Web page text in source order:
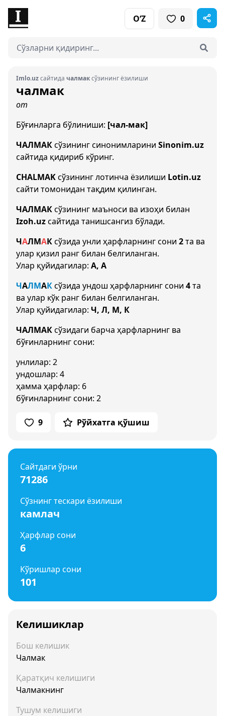
O‘Z 0
Imlo.uzсайтида чалмаксўзининг ёзилиши
чалмак
от
Бўғинларга бўлиниши: [чал-мак]
ЧАЛМАКсўзининг синонимларини Sinonim.uz
сайтида қидириб кўринг.
CHALMAKсўзининг лотинча ёзилиши Lotin.uz
сайти томонидан тақдим қилинган.
ЧАЛМАКсўзининг маъноси ва изоҳи билан
Izoh.uzсайтида танишсангиз бўлади.
ЧАЛМАКсўзида унли ҳарфларнинг сони 2та ва
улар қизил ранг билан белгиланган.
Улар қуйидагилар: А, А
ЧАЛМАКсўзида ундош ҳарфларнинг сони 4та
ва улар кўк ранг билан белгиланган.
Улар қуйидагилар: Ч, Л, М, К
ЧАЛМАКсўзидаги барча ҳарфларнинг ва
бўғинларнинг сони:
унлилар: 2
ундошлар: 4
ҳамма ҳарфлар: 6
бўғинларнинг сони: 2
9 Рўйхатга қўшиш
Сайтдаги ўрни
71286
Сўзнинг тескари ёзилиши
камлач
Ҳарфлар сони
6
Кўришлар сони
101
Келишиклар
Бош келишик
Чалмак
Қаратқич келишиги
Чалмакнинг
Тушум келишиги